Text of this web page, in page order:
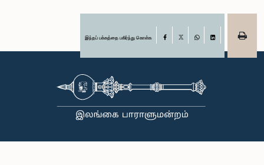
இந்தப் பக்கத்தை பகிர்ந்து கொள்க Facebook